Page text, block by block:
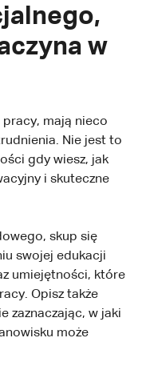
w
pracy, mają nieco
Nie jest to
gdy wiesz, jak
i skuteczne
skup się
swojej edukacji
umiejętności, które
Opisz także
zaznaczając, w jaki
może